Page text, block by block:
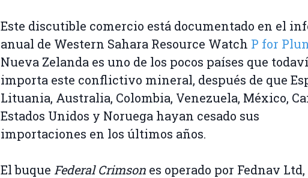
Este discutible comercio está documentado en el
anual de Western Sahara Resource Watch P for
Nueva Zelanda es uno de los pocos países que
importa este conflictivo mineral, después de que
Lituania, Australia, Colombia, Venezuela, México,
Estados Unidos y Noruega hayan cesado sus
importaciones en los últimos años.
El buque Federal Crimson es operado por Fednav Ltd,